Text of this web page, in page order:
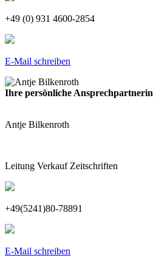
+49 (0) 931 4600-2854
E-Mail schreiben
Ihre persönliche Ansprechpartnerin
Antje Bilkenroth
Leitung Verkauf Zeitschriften
+49(5241)80-78891
E-Mail schreiben